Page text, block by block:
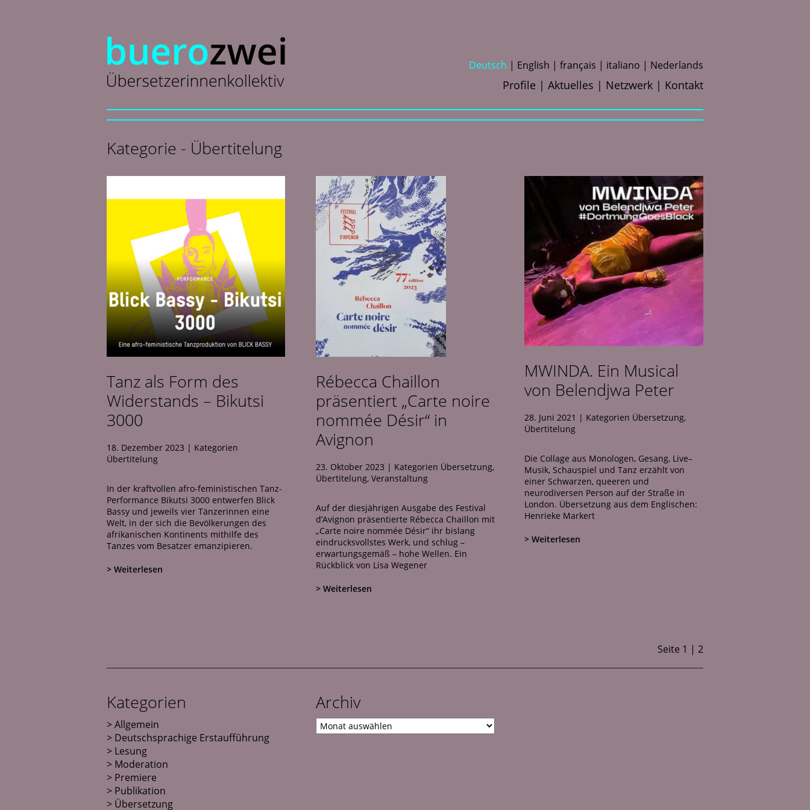
Deutsch English français italiano Nederlands
Profile Aktuelles Netzwerk Kontakt
Kategorie - Übertitelung
Tanz als Form des
Widerstands – Bikutsi
3000
18. Dezember 2023 | Kategorien
Übertitelung
In der kraftvollen afro-feministischen Tanz-
Performance Bikutsi 3000 entwerfen Blick
Bassy und jeweils vier Tänzerinnen eine
Welt, in der sich die Bevölkerungen des
afrikanischen Kontinents mithilfe des
Tanzes vom Besatzer emanzipieren.
> Weiterlesen
Rébecca Chaillon
präsentiert „Carte noire
nommée Désir“ in
Avignon
23. Oktober 2023 | Kategorien Übersetzung,
Übertitelung, Veranstaltung
Auf der diesjährigen Ausgabe des Festival
d’Avignon präsentierte Rébecca Chaillon mit
„Carte noire nommée Désir“ ihr bislang
eindrucksvollstes Werk, und schlug –
erwartungsgemäß – hohe Wellen. Ein
Rückblick von Lisa Wegener
> Weiterlesen
MWINDA. Ein Musical
von Belendjwa Peter
28. Juni 2021 | Kategorien Übersetzung,
Übertitelung
Die Collage aus Monologen, Gesang, Live–
Musik, Schauspiel und Tanz erzählt von
einer Schwarzen, queeren und
neurodiversen Person auf der Straße in
London. Übersetzung aus dem Englischen:
Henrieke Markert
> Weiterlesen
Seite 1 2
Kategorien
Allgemein
Deutschsprachige Erstaufführung
Lesung
Moderation
Premiere
Publikation
Übersetzung
Archiv